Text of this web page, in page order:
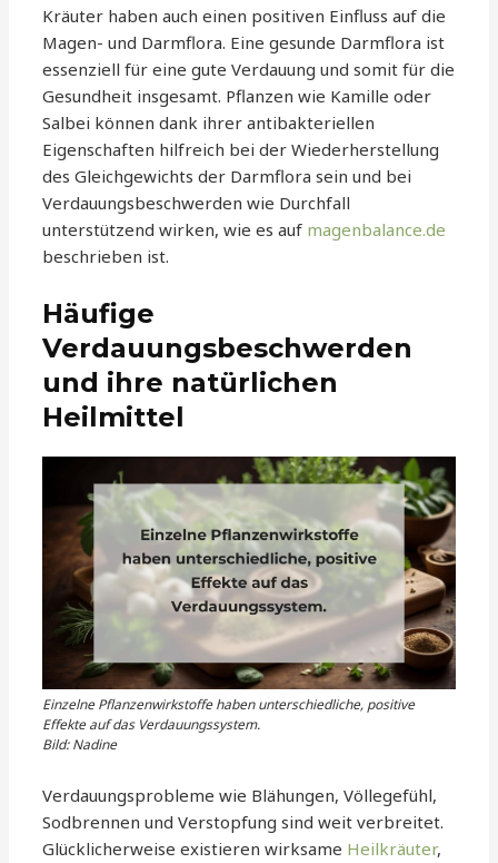
Kräuter haben auch einen positiven Einfluss auf die
Magen- und Darmflora. Eine gesunde Darmflora ist
essenziell für eine gute Verdauung und somit für die
Gesundheit insgesamt. Pflanzen wie Kamille oder
Salbei können dank ihrer antibakteriellen
Eigenschaften hilfreich bei der Wiederherstellung
des Gleichgewichts der Darmflora sein und bei
Verdauungsbeschwerden wie Durchfall
unterstützend wirken, wie es auf magenbalance.de
beschrieben ist.
Häufige
Verdauungsbeschwerden
und ihre natürlichen
Heilmittel
Einzelne Pflanzenwirkstoffe haben unterschiedliche, positive
Effekte auf das Verdauungssystem.
Bild: Nadine
Verdauungsprobleme wie Blähungen, Völlegefühl,
Sodbrennen und Verstopfung sind weit verbreitet.
Glücklicherweise existieren wirksame Heilkräuter,